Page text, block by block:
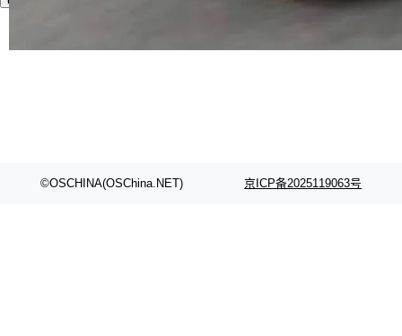
©OSCHINA(OSChina.NET) 京ICP备2025119063号